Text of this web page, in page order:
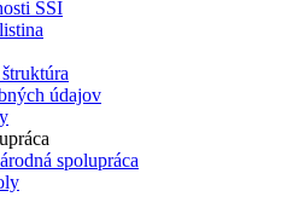
ŠŠI
údajov
spolupráca